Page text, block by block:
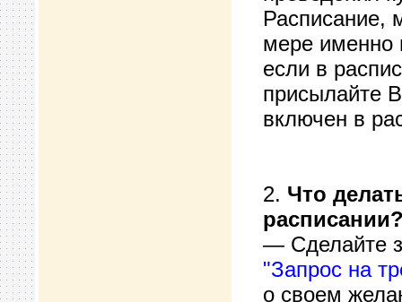
Расписание,
мере именно
если в
присылайте
включен в
2. Что
— Сделайте
"Запрос на
о своем